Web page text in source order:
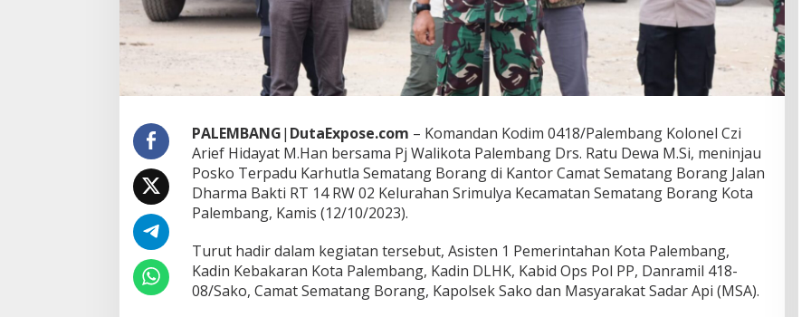
a
P
j
W
a
o
t
a
P
a
l
m
b
a
n
PALEMBANG| DutaExpose.com – Komandan Kodim 0418/Palembang Kolonel Czi
Arief Hidayat M.Han bersama Pj Walikota Palembang Drs. Ratu Dewa M.Si, meninjau
Posko Terpadu Karhutla Sematang Borang di Kantor Camat Sematang Borang Jalan
Dharma Bakti RT 14 RW 02 Kelurahan Srimulya Kecamatan Sematang Borang Kota
Palembang, Kamis (12/10/2023).
Turut hadir dalam kegiatan tersebut, Asisten 1 Pemerintahan Kota Palembang,
Kadin Kebakaran Kota Palembang, Kadin DLHK, Kabid Ops Pol PP, Danramil 418-
08/Sako, Camat Sematang Borang, Kapolsek Sako dan Masyarakat Sadar Api (MSA).